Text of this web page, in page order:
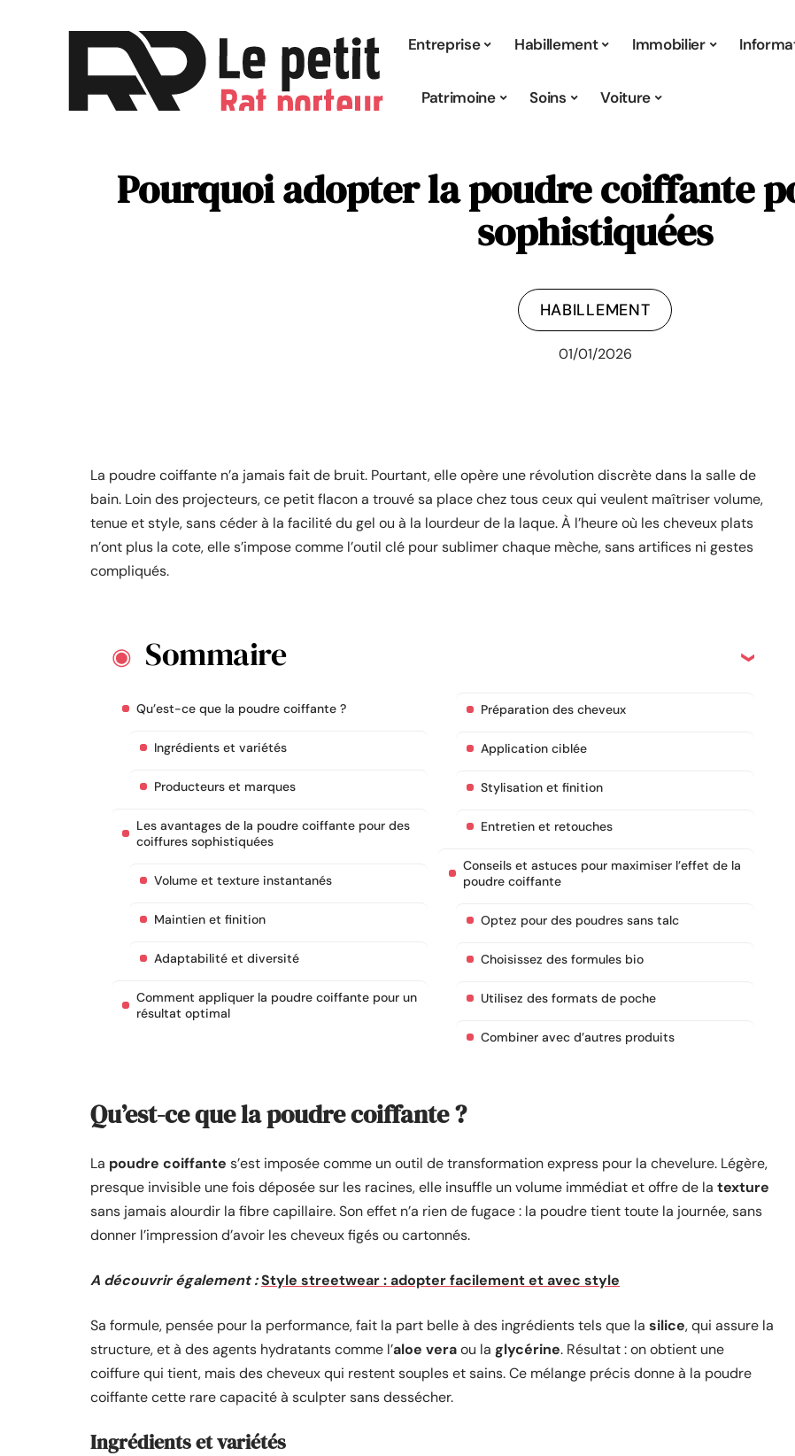
Activités Entreprise Habillement Immobilier
Parentalité Patrimoine Soins Voiture
Pourquoi adopter la poudre coiffante
sophistiquées
HABILLEMENT
01/01/2026
La poudre coiffante n’a jamais fait de bruit. Pourtant, elle opère une révolution discrète dans la salle de
bain. Loin des projecteurs, ce petit flacon a trouvé sa place chez tous ceux qui veulent maîtriser volume,
tenue et style, sans céder à la facilité du gel ou à la lourdeur de la laque. À l’heure où les cheveux plats
n’ont plus la cote, elle s’impose comme l’outil clé pour sublimer chaque mèche, sans artifices ni gestes
compliqués.
Sommaire
Qu’est-ce que la poudre coiffante ?
Ingrédients et variétés
Producteurs et marques
Les avantages de la poudre coiffante pour des
coiffures sophistiquées
Volume et texture instantanés
Maintien et finition
Adaptabilité et diversité
Comment appliquer la poudre coiffante pour un
résultat optimal
Préparation des cheveux
Application ciblée
Stylisation et finition
Entretien et retouches
Conseils et astuces pour maximiser l’effet de la
poudre coiffante
Optez pour des poudres sans talc
Choisissez des formules bio
Utilisez des formats de poche
Combiner avec d’autres produits
Qu’est-ce que la poudre coiffante ?
La poudre coiffante s’est imposée comme un outil de transformation express pour la chevelure. Légère,
presque invisible une fois déposée sur les racines, elle insuffle un volume immédiat et offre de la texture
sans jamais alourdir la fibre capillaire. Son effet n’a rien de fugace : la poudre tient toute la journée, sans
donner l’impression d’avoir les cheveux figés ou cartonnés.
A découvrir également :Style streetwear : adopter facilement et avec style
Sa formule, pensée pour la performance, fait la part belle à des ingrédients tels que la silice, qui assure la
structure, et à des agents hydratants comme l’aloe veraou la glycérine. Résultat : on obtient une
coiffure qui tient, mais des cheveux qui restent souples et sains. Ce mélange précis donne à la poudre
coiffante cette rare capacité à sculpter sans dessécher.
Ingrédients et variétés